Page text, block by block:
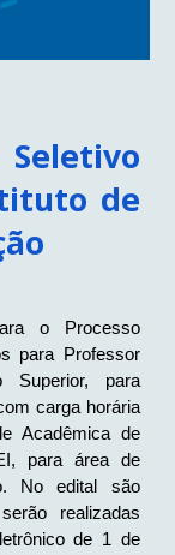
de
o Processo
para Professor
Superior, para
carga horária
Acadêmica de
para área de
No edital são
realizadas
de 1 de